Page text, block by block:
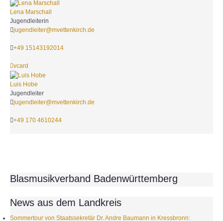
Lena Marschall
Jugendleiterin
jugendleiter@mvettenkirch.de
+49 15143192014
vcard
Luis Hobe
Jugendleiter
jugendleiter@mvettenkirch.de
+49 170 4610244
Blasmusikverband Badenwürttemberg
News aus dem Landkreis
Sommertour von Staatssekretär Dr. Andre Baumann in Kressbronn: